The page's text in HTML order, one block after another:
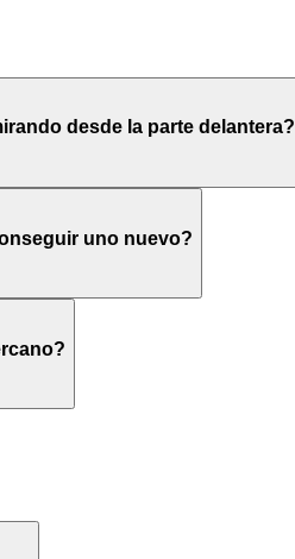
desde la parte delantera?
uno nuevo?